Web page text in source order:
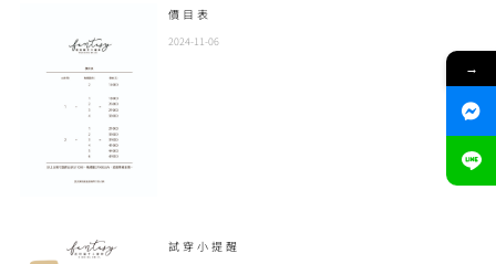
價目表
2024-11-06
試穿小提醒
→